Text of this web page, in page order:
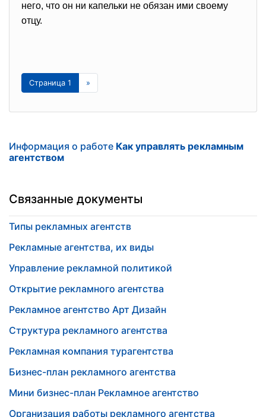
него, что он ни капельки не обязан ими своему
отцу.
Страница 1 »
Информация о работе Как управлять рекламным
агентством
Связанные документы
Типы рекламных агентств
Рекламные агентства, их виды
Управление рекламной политикой
Открытие рекламного агентства
Рекламное агентство Арт Дизайн
Структура рекламного агентства
Рекламная компания турагентства
Бизнес-план рекламного агентства
Мини бизнес-план Рекламное агентство
Организация работы рекламного агентства